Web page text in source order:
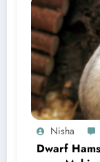
Nisha
Dwarf